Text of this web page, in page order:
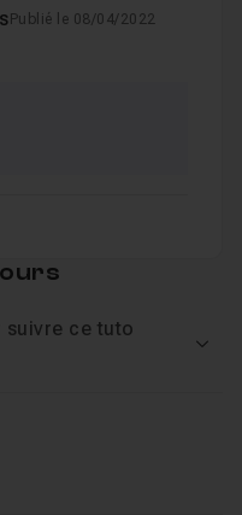
Publié le 08/04/2022
suivre ce tuto